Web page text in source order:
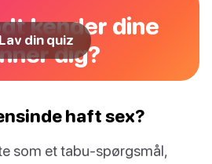
kender dine
dig?
Lav din quiz
haft sex?
som et tabu-spørgsmål,